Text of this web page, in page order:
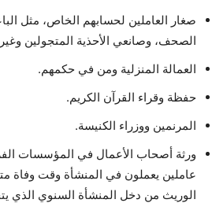
صغار العاملين لحسابهم الخاص، مثل
الصحف، وصانعي الأحذية المتجولين
العمالة المنزلية ومن في حكمهم.
حفظة وقراء القرآن الكريم.
المرنمين ووزراء الكنيسة.
ورثة أصحاب الأعمال في المؤسسات
عاملين يعملون في المنشأة وقت وفاة
الوريث من دخل المنشأة السنوي الذي